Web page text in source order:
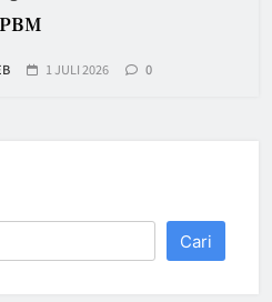
1 JULI 2026 0
Cari